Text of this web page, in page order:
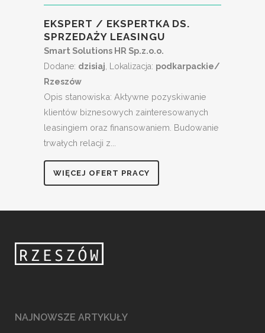
EKSPERT / EKSPERTKA DS.
SPRZEDAŻY LEASINGU
Smart Solutions HR Sp.z.o.o.
Dodane: dzisiaj , Lokalizacja: podkarpackie/
Rzeszów
Opis stanowiska: Aktywne pozyskiwanie
klientów biznesowych zainteresowanych
leasingiem oraz finansowaniem. Budowanie
trwałych relacji z...
WIĘCEJ OFERT PRACY
NAJNOWSZE ARTYKUŁY